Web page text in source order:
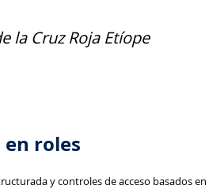
la Cruz Roja Etíope
roles
y controles de acceso basados en